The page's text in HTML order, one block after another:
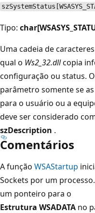
Tipo:
Uma cadeia de
qual o Ws2_32.dllcopia
configuração ou status. O
parâmetro somente se
para o usuário ou a
deve ser considerado
szDescription .
Comentários
A função WSAStartup
Sockets por um
um ponteiro para o
Estrutura WSADATA no